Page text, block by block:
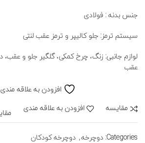
جنس بدنه : فولادی
سیستم ترمز: جلو کالیپر و ترمز عقب لنتی
لوازم جانبی: زنگ، چرخ کمکی، گلگیر جلو و
عقب
افزودن به علاقه
مقايسه افزودن به علاقه مندی
Categories: دوچرخه, دوچرخه کودکان